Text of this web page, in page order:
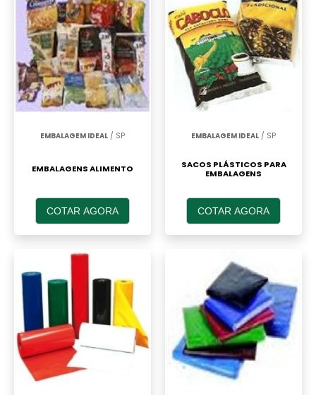
EMBALAGEM IDEAL / SP
EMBALAGENS ALIMENTO
COTAR AGORA
EMBALAGEM IDEAL / SP
SACOS PLÁSTICOS PARA
EMBALAGENS
COTAR AGORA